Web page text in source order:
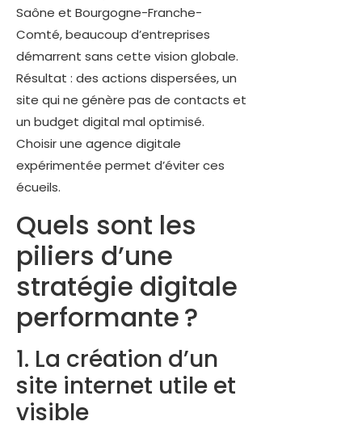
Saône et Bourgogne-Franche-
Comté, beaucoup d’entreprises
démarrent sans cette vision globale.
Résultat : des actions dispersées, un
site qui ne génère pas de contacts et
un budget digital mal optimisé.
Choisir une agence digitale
expérimentée permet d’éviter ces
écueils.
Quels sont les
piliers d’une
stratégie digitale
performante ?
1. La création d’un
site internet utile et
visible